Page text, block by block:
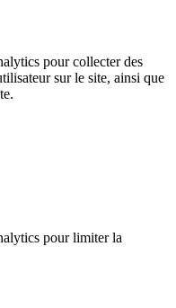
pour collecter des
sur le site, ainsi que
pour limiter la